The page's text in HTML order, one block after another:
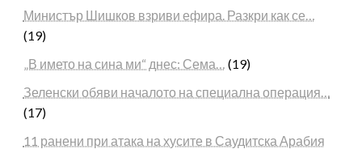
Министър Шишков взриви ефира. Разкри как се…
(19)
„В името на сина ми“ днес: Сема… (19)
Зеленски обяви началото на специална операция…
(17)
11 ранени при атака на хусите в Саудитска Арабия